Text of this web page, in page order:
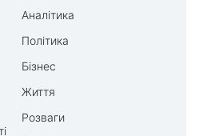
Аналітика
Політика
Бізнес
Життя
Розваги